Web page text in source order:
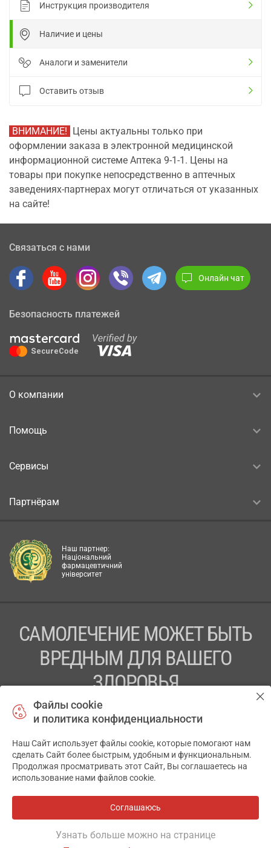
Инструкция производителя
Наличие и цены
Аналоги и заменители
Оставить отзыв
ВНИМАНИЕ! Цены актуальны только при
оформлении заказа в электронной медицинской
информационной системе Аптека 9-1-1. Цены на
товары при покупке непосредственно в аптечных
заведениях-партнерах могут отличаться от указанных
на сайте!
Связаться с нами
Онлайн чат
Безопасность платежей
О компании
Помощь
Сервисы
Партнёрам
Наш партнер:
Національний
фармацевтичний
університет
САМОЛЕЧЕНИЕ МОЖЕТ БЫТЬ
ВРЕДНЫМ ДЛЯ ВАШЕГО
ЗДОРОВЬЯ
ПЕРЕД ПРИМЕНЕНИЕМ ПРЕПАРАТА
ПРОКОНСУЛЬТИРУЙТЕСЬ С ВРАЧОМ
ТОВ «АПТЕКА 911.ЮА» Код ЄДРПОУ 43631965.
Отказ от ответственности
АПТЕКА911.ЮА
Файлы cookie
и политика конфиденциальности
Наш Сайт использует файлы cookie, которые помогают нам
сделать Сайт более быстрым, удобным и функциональным.
Продолжая просматривать этот Сайт, Вы соглашаетесь на
использование нами файлов cookie.
Соглашаюсь
Узнать больше можно на странице
✕